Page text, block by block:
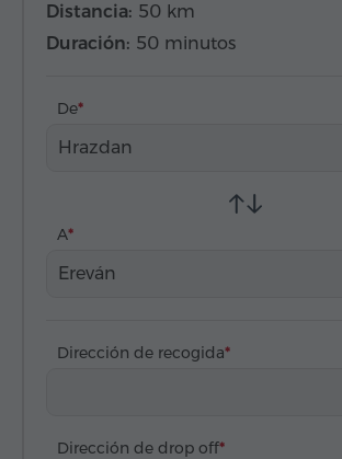
Distancia: 50 km
Duración: 50 minutos
De
Hrazdan
A
Ereván
Dirección de recogida
Dirección de drop off